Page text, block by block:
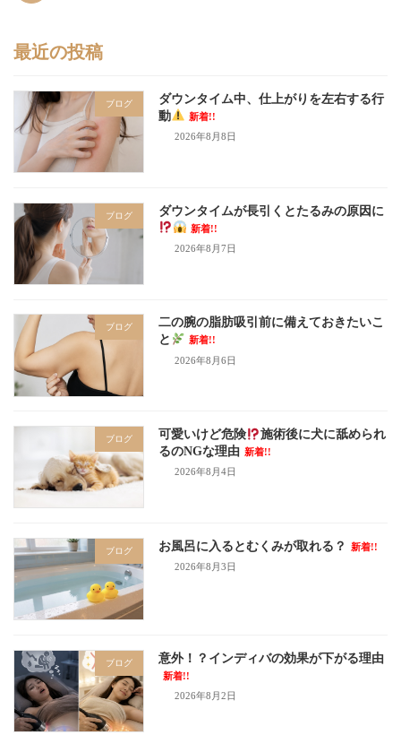
最近の投稿
ブログ
ダウンタイム中、仕上がりを左右する行
動
新着!!
2026年8月8日
ブログ ダウンタイムが長引くとたるみの原因に
新着!!
2026年8月7日
ブログ
二の腕の脂肪吸引前に備えておきたいこ
と
新着!!
2026年8月6日
ブログ 可愛いけど危険
施術後に犬に舐められ
るのNGな理由 新着!!
2026年8月4日
ブログ お風呂に入るとむくみが取れる？
新着!!
2026年8月3日
ブログ 意外！？インディバの効果が下がる理由
新着!!
2026年8月2日